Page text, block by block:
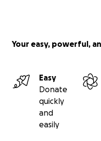
Your easy, powerful,
Easy
Donate
quickly
and
easily